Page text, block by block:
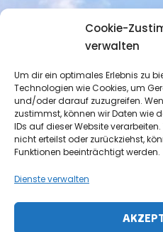
Cookie-
verwalten
Um dir ein optimales Erlebnis zu
Technologien wie Cookies, um
und/oder darauf zuzugreifen.
zustimmst, können wir Daten wie
IDs auf dieser Website
nicht erteilst oder zurückziehst,
Funktionen beeinträchtigt werden.
Dienste verwalten
Nach